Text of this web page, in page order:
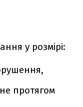
у розмірі:
протягом